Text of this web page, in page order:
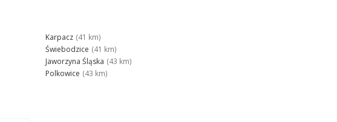
Karpacz (41 km)
Świebodzice (41 km)
Jaworzyna Śląska (43 km)
Polkowice (43 km)